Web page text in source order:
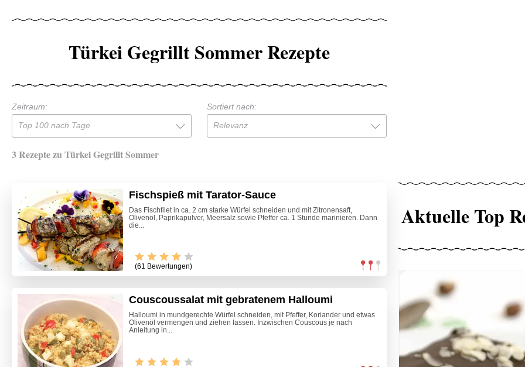
Türkei Gegrillt Sommer Rezepte
Zeitraum:
Top 100 nach Tage
Sortiert nach:
Relevanz
3 Rezepte zu Türkei Gegrillt Sommer
Fischspieß mit Tarator-Sauce
Das Fischfilet in ca. 2 cm starke Würfel schneiden und mit Zitronensaft,
Olivenöl, Paprikapulver, Meersalz sowie Pfeffer ca. 1 Stunde marinieren. Dann
die...
(61 Bewertungen)
Couscoussalat mit gebratenem Halloumi
Halloumi in mundgerechte Würfel schneiden, mit Pfeffer, Koriander und etwas
Olivenöl vermengen und ziehen lassen. Inzwischen Couscous je nach
Anleitung in...
Aktuelle Top